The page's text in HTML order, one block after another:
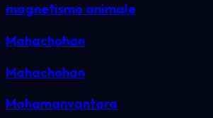
magnetismo animale
Mahachohan
Mahachohan
Mahamanvantara